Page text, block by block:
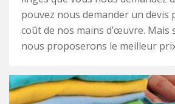
pouvez nous demander un devis
coût de nos mains d’œuvre. Mais
nous proposerons le meilleur